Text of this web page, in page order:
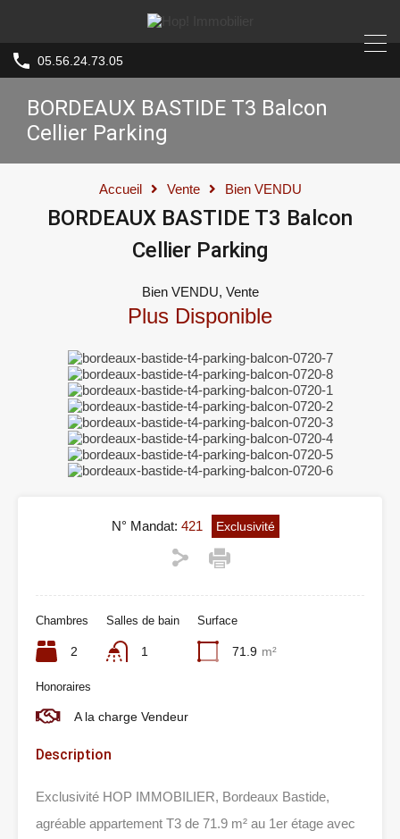
05.56.24.73.05
BORDEAUX BASTIDE T3 Balcon
Cellier Parking
Accueil Vente Bien VENDU
BORDEAUX BASTIDE T3 Balcon
Cellier Parking
Bien VENDU, Vente
Plus Disponible
N° Mandat: 421 Exclusivité
Chambres
2
Salles de bain
1
Surface
71.9 m²
Honoraires
A la charge Vendeur
Description
Exclusivité HOP IMMOBILIER, Bordeaux Bastide,
agréable appartement T3 de 71.9 m² au 1er étage avec